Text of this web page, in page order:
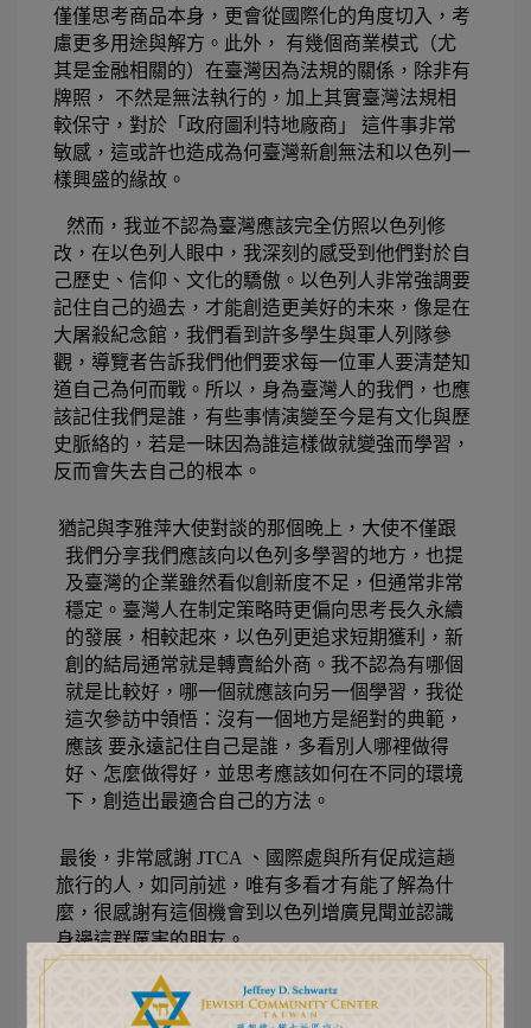
僅僅思考商品本身，更會從國際化的角度切入，考
慮更多用途與解方。此外， 有幾個商業模式（尤
其是金融相關的）在臺灣因為法規的關係，除非有
牌照， 不然是無法執行的，加上其實臺灣法規相
較保守，對於「政府圖利特地廠商」 這件事非常
敏感，這或許也造成為何臺灣新創無法和以色列一
樣興盛的緣故。
然而，我並不認為臺灣應該完全仿照以色列修
改，在以色列人眼中，我深刻的感受到他們對於自
己歷史、信仰、文化的驕傲。以色列人非常強調要
記住自己的過去，才能創造更美好的未來，像是在
大屠殺紀念館，我們看到許多學生與軍人列隊參
觀，導覽者告訴我們他們要求每一位軍人要清楚知
道自己為何而戰。所以，身為臺灣人的我們，也應
該記住我們是誰，有些事情演變至今是有文化與歷
史脈絡的，若是一昧因為誰這樣做就變強而學習，
反而會失去自己的根本。
猶記與李雅萍大使對談的那個晚上，大使不僅跟
我們分享我們應該向以色列多學習的地方，也提
及臺灣的企業雖然看似創新度不足，但通常非常
穩定。臺灣人在制定策略時更偏向思考長久永續
的發展，相較起來，以色列更追求短期獲利，新
創的結局通常就是轉賣給外商。我不認為有哪個
就是比較好，哪一個就應該向另一個學習，我從
這次參訪中領悟：沒有一個地方是絕對的典範，
應該 要永遠記住自己是誰，多看別人哪裡做得
好、怎麼做得好，並思考應該如何在不同的環境
下，創造出最適合自己的方法。
最後，非常感謝 JTCA 、國際處與所有促成這趟
旅行的人，如同前述，唯有多看才有能了解為什
麼，很感謝有這個機會到以色列增廣見聞並認識
身邊這群厲害的朋友。